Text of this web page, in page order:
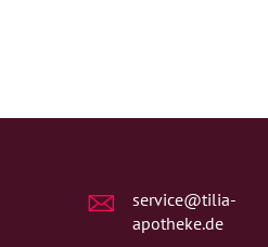
service@tilia-
apotheke.de